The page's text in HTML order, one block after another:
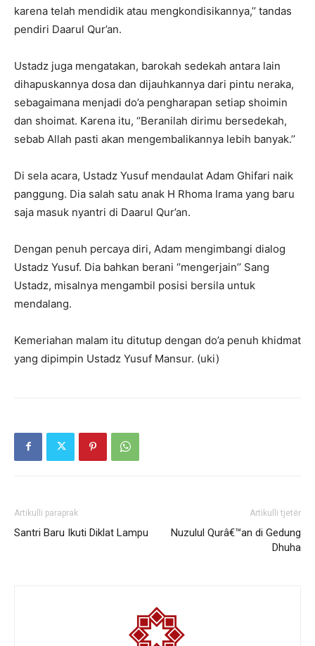
karena telah mendidik atau mengkondisikannya,’’ tandas
pendiri Daarul Qur’an.
Ustadz juga mengatakan, barokah sedekah antara lain
dihapuskannya dosa dan dijauhkannya dari pintu neraka,
sebagaimana menjadi do’a pengharapan setiap shoimin
dan shoimat. Karena itu, ‘’Beranilah dirimu bersedekah,
sebab Allah pasti akan mengembalikannya lebih banyak.’’
Di sela acara, Ustadz Yusuf mendaulat Adam Ghifari naik
panggung. Dia salah satu anak H Rhoma Irama yang baru
saja masuk nyantri di Daarul Qur’an.
Dengan penuh percaya diri, Adam mengimbangi dialog
Ustadz Yusuf. Dia bahkan berani ‘’mengerjain’’ Sang
Ustadz, misalnya mengambil posisi bersila untuk
mendalang.
Kemeriahan malam itu ditutup dengan do’a penuh khidmat
yang dipimpin Ustadz Yusuf Mansur. (uki)
Artikulli paraprak
Santri Baru Ikuti Diklat Lampu
Artikulli tjetër
Nuzulul Qurâ€™an di Gedung
Dhuha